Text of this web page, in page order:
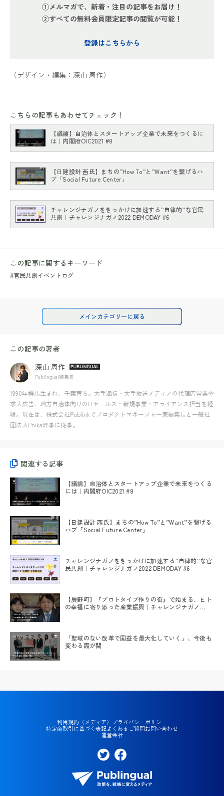
①メルマガで、新着・注目の記事をお届け！
②すべての無料会員限定記事の閲覧が可能！
登録はこちらから
（デザイン・編集：深山 周作）
こちらの記事もあわせてチェック！
【議論】自治体とスタートアップ企業で未来をつくるに
は｜内閣府OIC2021 #8
【日建設計 西氏】まちの”How To”と”Want”を繋げるハ
ブ「Social Future Center」
チャレンジナガノをきっかけに加速する”自律的”な官民
共創｜チャレンジナガノ2022 DEMODAY #6
この記事に関するキーワード
#官民共創イベントログ
メインカテゴリーに戻る
この記事の著者
深山 周作
Publingual編集長
1990年群馬生まれ、千葉育ち。大手通信・大手放送メディアの代理店営業や
求人広告、地方自治体向けのITセールス・新規事業・アライアンス担当を経
験。現在は、株式会社Publinkでプロダクトマネージャー兼編集長と一般社
団法人Pnika理事に従事。
関連する記事
【議論】自治体とスタートアップ企業で未来をつくる
には｜内閣府OIC2021 #8
【日建設計 西氏】まちの”How To”と”Want”を繋げる
ハブ「Social Future Center」
チャレンジナガノをきっかけに加速する”自律的”な官
民共創｜チャレンジナガノ2022 DEMODAY #6
【辰野町】『プロトタイプ作りの街』で始まる、ヒト
の幸福に寄り添った産業振興｜チャレンジナガノ
「聖域のない改革で国益を最大化していく」、今後も
変わる霞が関
利用規約（メディア） プライバシーポリシー
特定商取引に基づく表記よくあるご質問お問い合わせ
運営会社
tte
r
eb
oo
官